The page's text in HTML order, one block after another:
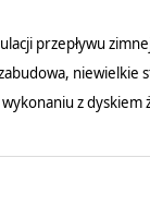
przepływu
z